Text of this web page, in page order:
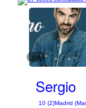
1/4
Sergio
10 (2)Madrid